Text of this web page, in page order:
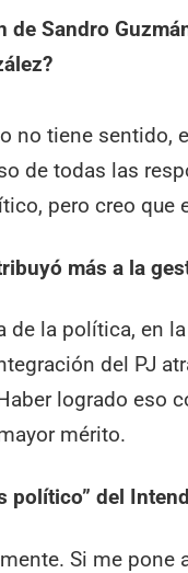
de Sandro
no tiene sentido,
de todas las
pero creo que
más a la
de la política, en
del PJ
logrado eso
mérito.
político” del
Si me pone